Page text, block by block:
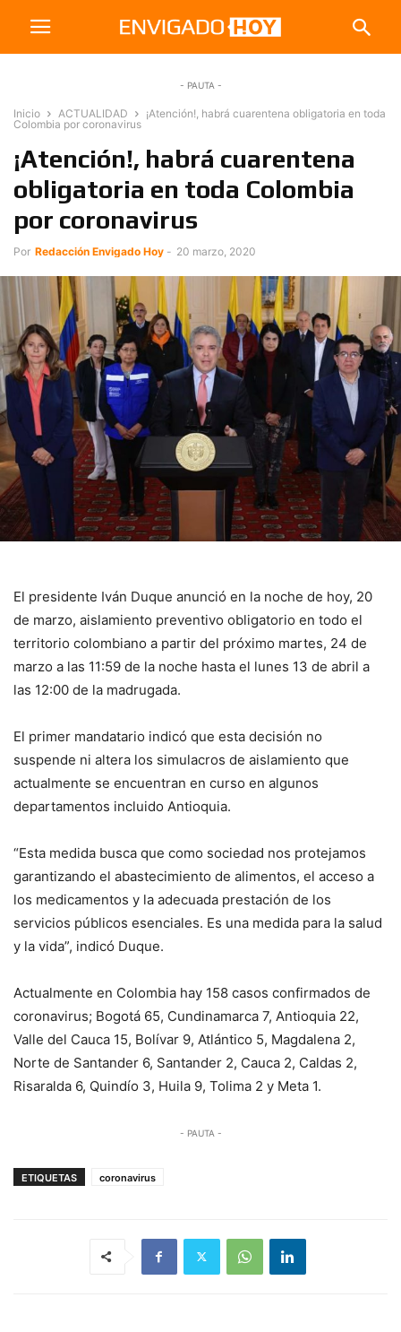
- PAUTA -
Inicio ACTUALIDAD
¡Atención!, habrá cuarentena obligatoria en toda
Colombia por coronavirus
¡Atención!, habrá cuarentena
obligatoria en toda Colombia
por coronavirus
Por Redacción Envigado Hoy - 20 marzo, 2020
El presidente Iván Duque anunció en la noche de hoy, 20
de marzo, aislamiento preventivo obligatorio en todo el
territorio colombiano a partir del próximo martes, 24 de
marzo a las 11:59 de la noche hasta el lunes 13 de abril a
las 12:00 de la madrugada.
El primer mandatario indicó que esta decisión no
suspende ni altera los simulacros de aislamiento que
actualmente se encuentran en curso en algunos
departamentos incluido Antioquia.
“Esta medida busca que como sociedad nos protejamos
garantizando el abastecimiento de alimentos, el acceso a
los medicamentos y la adecuada prestación de los
servicios públicos esenciales. Es una medida para la salud
y la vida”, indicó Duque.
Actualmente en Colombia hay 158 casos confirmados de
coronavirus; Bogotá 65, Cundinamarca 7, Antioquia 22,
Valle del Cauca 15, Bolívar 9, Atlántico 5, Magdalena 2,
Norte de Santander 6, Santander 2, Cauca 2, Caldas 2,
Risaralda 6, Quindío 3, Huila 9, Tolima 2 y Meta 1.
- PAUTA -
ETIQUETAS coronavirus